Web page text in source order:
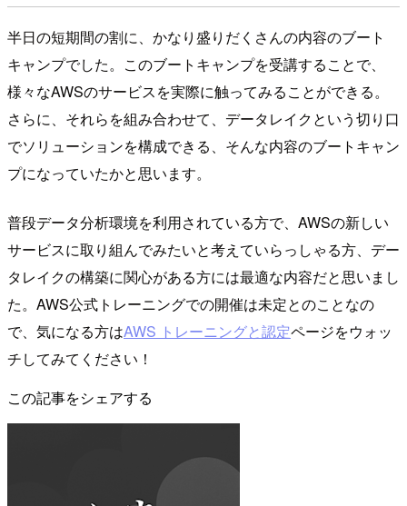
半日の短期間の割に、かなり盛りだくさんの内容のブート
キャンプでした。このブートキャンプを受講することで、
様々なAWSのサービスを実際に触ってみることができる。
さらに、それらを組み合わせて、データレイクという切り口
でソリューションを構成できる、そんな内容のブートキャン
プになっていたかと思います。
普段データ分析環境を利用されている方で、AWSの新しい
サービスに取り組んでみたいと考えていらっしゃる方、デー
タレイクの構築に関心がある方には最適な内容だと思いまし
た。AWS公式トレーニングでの開催は未定とのことなの
で、気になる方はAWS トレーニングと認定ページをウォッ
チしてみてください！
この記事をシェアする